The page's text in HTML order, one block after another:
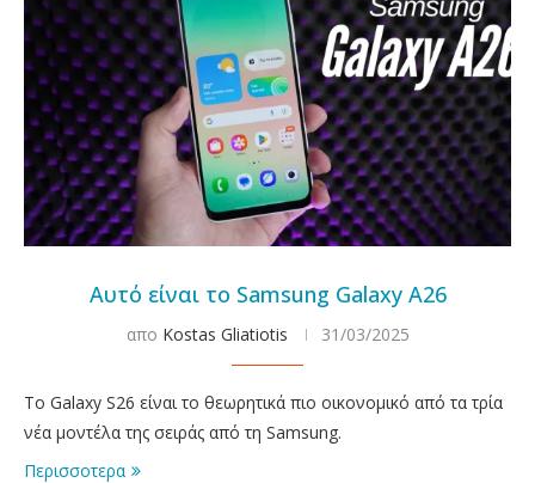
Αυτό είναι το Samsung Galaxy A26
απο Kostas Gliatiotis 31/03/2025
To Galaxy S26 είναι το θεωρητικά πιο οικονομικό από τα τρία
νέα μοντέλα της σειράς από τη Samsung.
Περισσοτερα